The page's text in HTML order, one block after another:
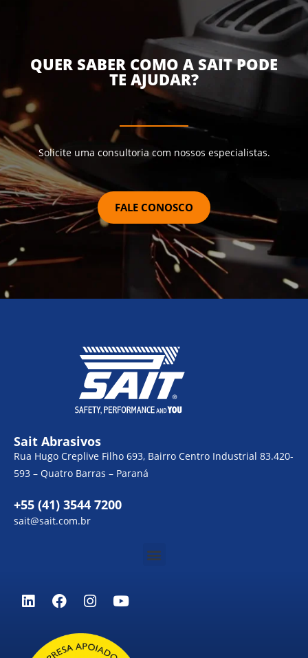
QUER SABER COMO A SAIT PODE
TE AJUDAR?
Solicite uma consultoria com nossos especialistas.
FALE CONOSCO
Sait Abrasivos
Rua Hugo Creplive Filho 693, Bairro Centro Industrial 83.420-
593 – Quatro Barras – Paraná
+55 (41) 3544 7200
sait@sait.com.br
Menu
L
i
e
F
a
e
b
I
n
t
a
Y
o
u